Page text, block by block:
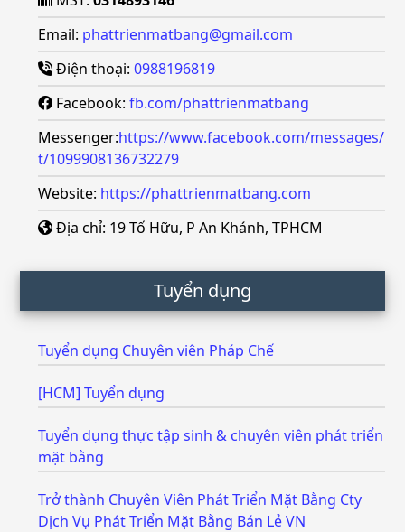
Email: phattrienmatbang@gmail.com
Điện thoại: 0988196819
Facebook:fb.com/phattrienmatbang
Messenger:https://www.facebook.com/messages/
t/1099908136732279
Website: https://phattrienmatbang.com
Địa chỉ: 19 Tố Hữu, P An Khánh, TPHCM
Tuyển dụng
Tuyển dụng Chuyên viên Pháp Chế
[HCM] Tuyển dụng
Tuyển dụng thực tập sinh & chuyên viên phát triển
mặt bằng
Trở thành Chuyên Viên Phát Triển Mặt Bằng Cty
Dịch Vụ Phát Triển Mặt Bằng Bán Lẻ VN